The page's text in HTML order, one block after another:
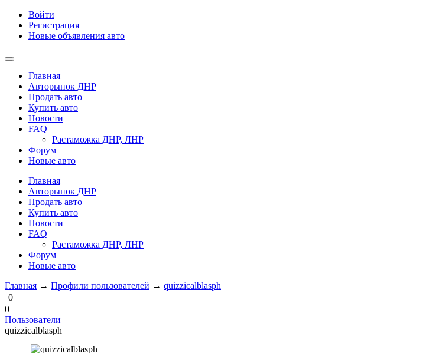
Войти
Регистрация
Новые объявления авто
Главная
Авторынок ДНР
Продать авто
Купить авто
Новости
FAQ
Растаможка ДНР, ЛНР
Форум
Новые авто
Главная
Авторынок ДНР
Продать авто
Купить авто
Новости
FAQ
Растаможка ДНР, ЛНР
Форум
Новые авто
Главная → Профили пользователей → quizzicalblasph
0
0
Пользователи
quizzicalblasph